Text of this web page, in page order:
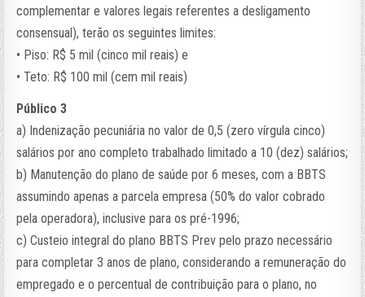
complementar e valores legais referentes a desligamento
consensual), terão os seguintes limites:
• Piso: R$ 5 mil (cinco mil reais) e
• Teto: R$ 100 mil (cem mil reais)
Público 3
a) Indenização pecuniária no valor de 0,5 (zero vírgula cinco)
salários por ano completo trabalhado limitado a 10 (dez) salários;
b) Manutenção do plano de saúde por 6 meses, com a BBTS
assumindo apenas a parcela empresa (50% do valor cobrado
pela operadora), inclusive para os pré-1996;
c) Custeio integral do plano BBTS Prev pelo prazo necessário
para completar 3 anos de plano, considerando a remuneração do
empregado e o percentual de contribuição para o plano, no